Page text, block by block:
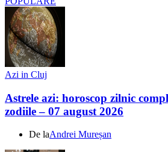
Azi in Cluj
Astrele azi: horoscop zilnic
zodiile – 07 august 2026
De laAndrei Mureșan